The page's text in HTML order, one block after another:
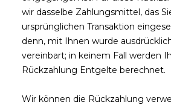
wir dasselbe Zahlungsmittel, das
ursprünglichen Transaktion
denn, mit Ihnen wurde
vereinbart; in keinem Fall werden
Rückzahlung Entgelte berechnet.
Wir können die Rückzahlung